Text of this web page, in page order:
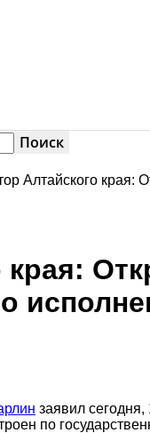
Алтайского края:
края:
заявил
по